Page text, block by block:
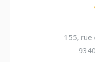
155, rue